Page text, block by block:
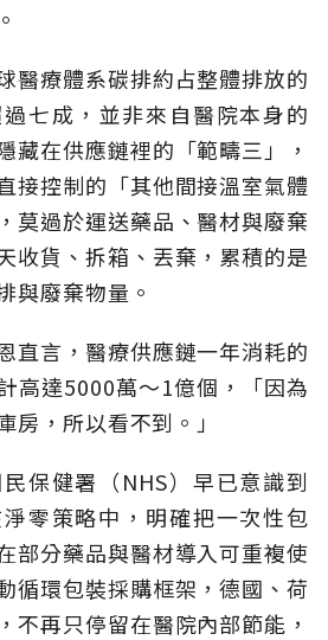
醫療體系碳排約占整體排放的
七成，並非來自醫院本身的
藏在供應鏈裡的「範疇三」，
接控制的「其他間接溫室氣體
莫過於運送藥品、醫材與廢棄
收貨、拆箱、丟棄，累積的是
與廢棄物量。
直言，醫療供應鏈一年消耗的
高達5000萬～1億個，「因為
房，所以看不到。」
保健署（NHS）早已意識到
零策略中，明確把一次性包
部分藥品與醫材導入可重複使
循環包裝採購框架，德國、荷
不再只停留在醫院內部節能，